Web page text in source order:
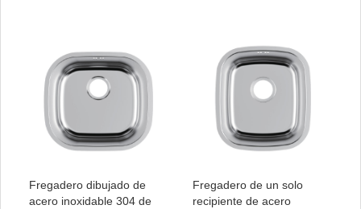
Fregadero dibujado de
acero inoxidable 304 de
Fregadero de un solo
recipiente de acero